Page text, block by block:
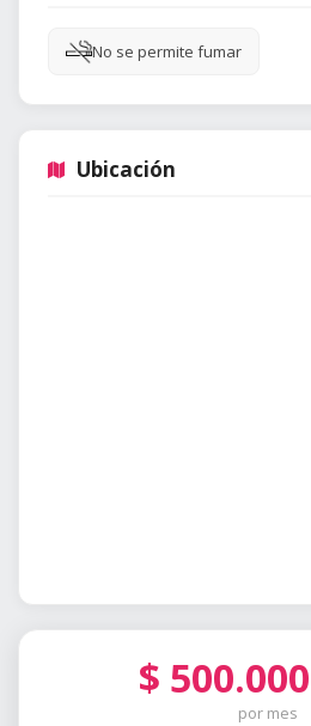
No se permite fumar
Ubicación
$ 500.000
por mes